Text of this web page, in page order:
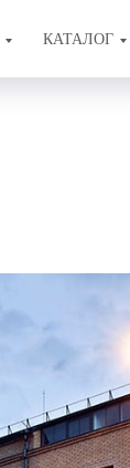
КАТАЛОГ